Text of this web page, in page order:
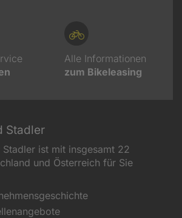
Alle Informationen
zum Bikeleasing
Stadler
ist mit insgesamt 22
und Österreich für Sie